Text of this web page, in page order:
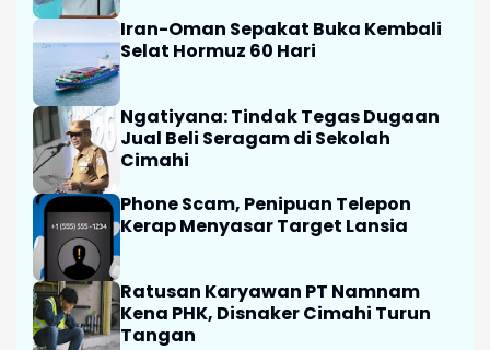
Iran-Oman Sepakat Buka Kembali
Selat Hormuz 60 Hari
Ngatiyana: Tindak Tegas Dugaan
Jual Beli Seragam di Sekolah
Cimahi
Phone Scam, Penipuan Telepon
Kerap Menyasar Target Lansia
Ratusan Karyawan PT Namnam
Kena PHK, Disnaker Cimahi Turun
Tangan